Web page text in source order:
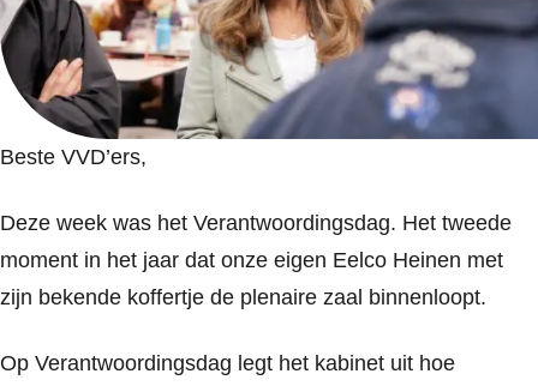
Beste VVD’ers,
Deze week was het Verantwoordingsdag. Het tweede
moment in het jaar dat onze eigen Eelco Heinen met
zijn bekende koffertje de plenaire zaal binnenloopt.
Op Verantwoordingsdag legt het kabinet uit hoe